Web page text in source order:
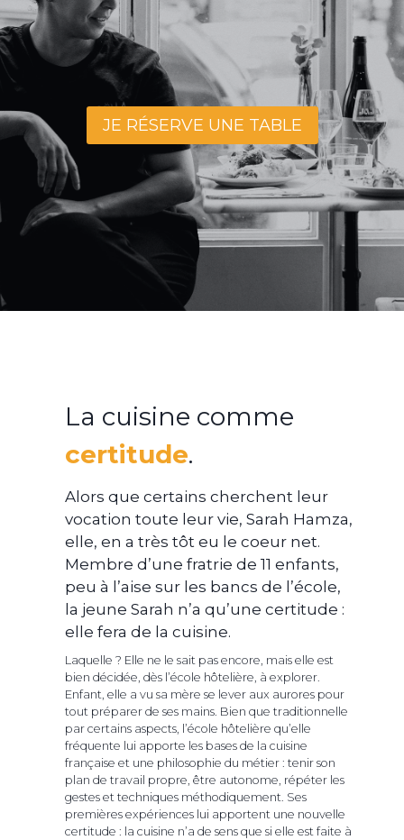
JE RÉSERVE UNE TABLE
La cuisine comme
certitude.
Alors que certains cherchent leur
vocation toute leur vie, Sarah Hamza,
elle, en a très tôt eu le coeur net.
Membre d’une fratrie de 11 enfants,
peu à l’aise sur les bancs de l’école,
la jeune Sarah n’a qu’une certitude :
elle fera de la cuisine.
Laquelle ? Elle ne le sait pas encore, mais elle est
bien décidée, dès l’école hôtelière, à explorer.
Enfant, elle a vu sa mère se lever aux aurores pour
tout préparer de ses mains. Bien que traditionnelle
par certains aspects, l’école hôtelière qu’elle
fréquente lui apporte les bases de la cuisine
française et une philosophie du métier : tenir son
plan de travail propre, être autonome, répéter les
gestes et techniques méthodiquement. Ses
premières expériences lui apportent une nouvelle
certitude : la cuisine n’a de sens que si elle est faite à